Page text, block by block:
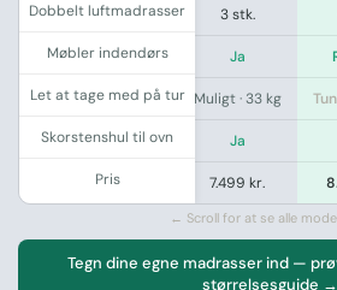
Dobbelt luftmadrasser
Møbler indendørs
Let at tage med på tur
Skorstenshul til ovn
Pris
2 stk. 3 stk.
Ja Ja
Muligt · 27 kg Muligt · 33 kg
Ja Ja
6.499 kr. 7.499 kr.
← Scroll for at se alle
Tegn dine egne madrasser ind —
størrelsesguide →